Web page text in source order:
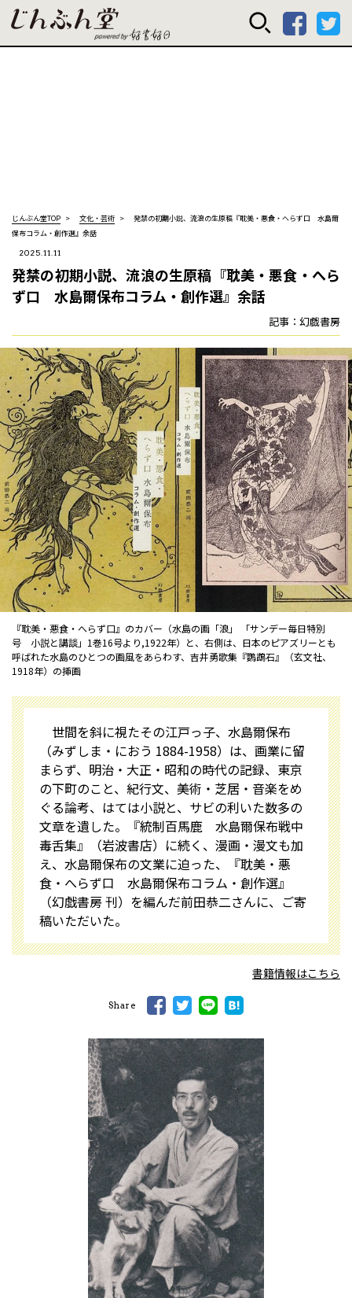
じんぶん堂
じんぶん堂TOP 文化・芸術
発禁の初期小説、流浪の生原稿――『耽美・悪食・へらず口 水島爾
保布コラム・創作選』余話
2025.11.11
発禁の初期小説、流浪の生原稿――『耽美・悪食・へら
ず口 水島爾保布コラム・創作選』余話
記事：幻戯書房
『耽美・悪食・へらず口』のカバー（水島の画「浪」 「サンデー毎日特別
号 小説と講談」1巻16号より,1922年）と、右側は、日本のピアズリーとも
呼ばれた水島のひとつの画風をあらわす、吉井勇歌集『鸚鵡石』（玄文社、
1918年）の挿画
世間を斜に視たその江戸っ子、水島爾保布
（みずしま・におう 1884-1958）は、画業に留
まらず、明治・大正・昭和の時代の記録、東京
の下町のこと、紀行文、美術・芝居・音楽をめ
ぐる論考、はては小説と、サビの利いた数多の
文章を遺した。『統制百馬鹿 水島爾保布戦中
毒舌集』（岩波書店）に続く、漫画・漫文も加
え、水島爾保布の文業に迫った、『耽美・悪
食・へらず口 水島爾保布コラム・創作選』
（幻戯書房 刊）を編んだ前田恭二さんに、ご寄
稿いただいた。
書籍情報はこちら
Share